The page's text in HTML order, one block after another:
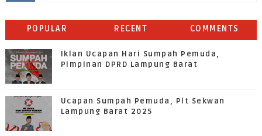
POPULAR RECENT COMMENTS
Iklan Ucapan Hari Sumpah Pemuda,
Pimpinan DPRD Lampung Barat
Ucapan Sumpah Pemuda, Plt Sekwan
Lampung Barat 2025